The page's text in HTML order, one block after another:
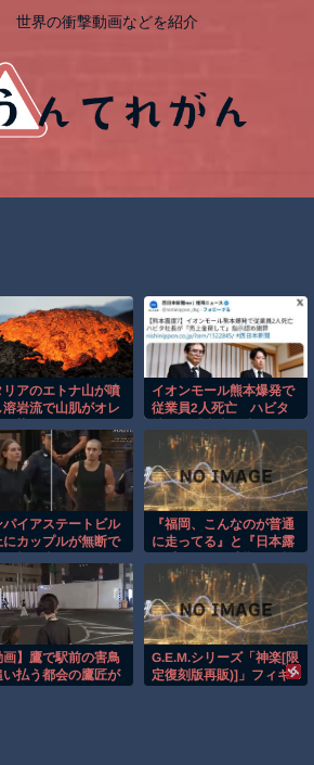
世界の衝撃動画などを紹介
リアのエトナ山が噴
溶岩流で山肌がオレ
イオンモール熊本爆発で
従業員2人死亡 ハビタ
指示認め謝罪
パイアステートビル
にカップルが無断で
『福岡、こんなのが普通
に走ってる』と『日本露
国人からも心配される』
ほか 8/6 ネタ
画】鷹で駅前の害鳥
い払う都会の鷹匠が
G.E.M.シリーズ「神楽[限
定復刻版再販)]」フィギ